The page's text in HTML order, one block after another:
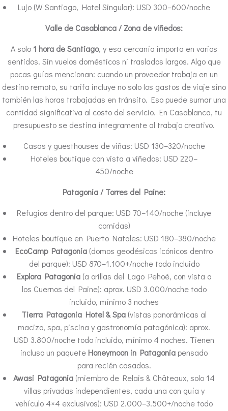
Lujo (W Santiago, Hotel Singular): USD 300–600/noche
Valle de Casablanca / Zona de viñedos:
A solo1 hora de Santiago, y esa cercanía importa en varios
sentidos. Sin vuelos domésticos ni traslados largos. Algo que
pocas guías mencionan: cuando un proveedor trabaja en un
destino remoto, su tarifa incluye no solo los gastos de viaje sino
también las horas trabajadas en tránsito. Eso puede sumar una
cantidad significativa al costo del servicio. En Casablanca, tu
presupuesto se destina íntegramente al trabajo creativo.
Casas y guesthouses de viñas: USD 130–320/noche
Hoteles boutique con vista a viñedos: USD 220–
450/noche
Patagonia / Torres del Paine:
Refugios dentro del parque: USD 70–140/noche (incluye
comidas)
Hoteles boutique en Puerto Natales: USD 180–380/noche
EcoCamp Patagonia (domos geodésicos icónicos dentro
del parque): USD 870–1.100+/noche todo incluido
Explora Patagonia(a orillas del Lago Pehoé, con vista a
los Cuernos del Paine): aprox. USD 3.000/noche todo
incluido, mínimo 3 noches
Tierra Patagonia Hotel & Spa (vistas panorámicas al
macizo, spa, piscina y gastronomía patagónica): aprox.
USD 3.800/noche todo incluido, mínimo 4 noches. Tienen
incluso un paquete Honeymoon in Patagonia pensado
para recién casados.
Awasi Patagonia (miembro de Relais & Châteaux, solo 14
villas privadas independientes, cada una con guía y
vehículo 4×4 exclusivos): USD 2.000–3.500+/noche todo